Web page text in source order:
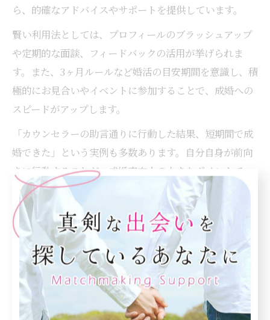
ら、的確なアドバイスやサポートを提供しています。
賢い利用法としては、プロフィールのブラッシュアップ
や定期的な面談、フィードバックの活用が挙げられま
す。また、3ヶ月ルールなど婚活の目安期間を意識し、積
極的にお見合いやイベントに参加することで、成婚への
スピードがアップします。
「カウンセラーの助言通りに行動した結果、短期間で成
婚できた」という実例も多数あります。自分自身が前向
きに行動することが、成婚率向上の大きなポイントで
す。
サポート内容を比較した結婚相談所の選び方
結婚相談所選びで重要なのは、各相談所のサポート内容
を丁寧に比較することです。八王子市内の相談所では、
書類審査の厳格さやカウンセラーの質、プロフィール作
成支援、成婚までのフォロー体制など、サービス内容に